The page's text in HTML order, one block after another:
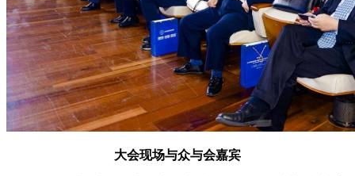
大会现场与众与会嘉宾